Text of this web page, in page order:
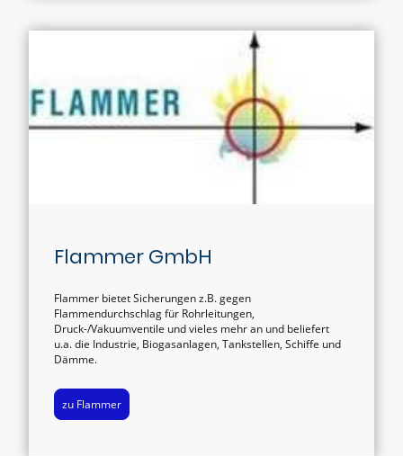
Flammer GmbH
Flammer bietet Sicherungen z.B. gegen
Flammendurchschlag für Rohrleitungen,
Druck-/Vakuumventile und vieles mehr an und beliefert
u.a. die Industrie, Biogasanlagen, Tankstellen, Schiffe und
Dämme.
zu Flammer